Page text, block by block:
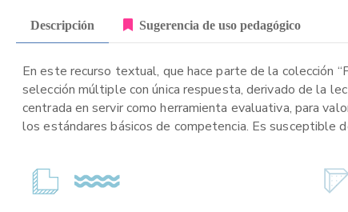
Descripción Sugerencia de uso pedagógico
En este recurso textual, que hace parte de la colección
selección múltiple con única respuesta, derivado de la
centrada en servir como herramienta evaluativa, para
los estándares básicos de competencia. Es susceptible